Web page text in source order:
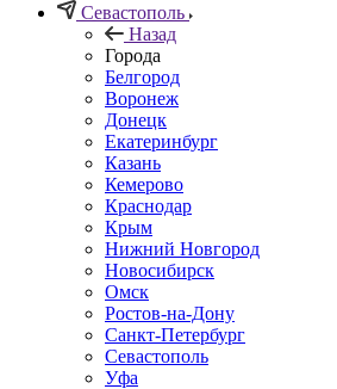
Севастополь
Назад
Города
Белгород
Воронеж
Донецк
Екатеринбург
Казань
Кемерово
Краснодар
Крым
Нижний Новгород
Новосибирск
Омск
Ростов-на-Дону
Санкт-Петербург
Севастополь
Уфа